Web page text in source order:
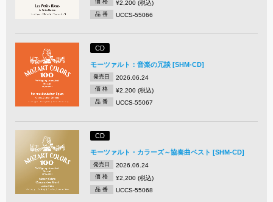
価 格 ¥2,200 (税込)
品 番 UCCS-55066
CD
モーツァルト：音楽の冗談 [SHM-CD]
発売日 2026.06.24
価 格 ¥2,200 (税込)
品 番 UCCS-55067
CD
モーツァルト・カラーズ～協奏曲ベスト [SHM-CD]
発売日 2026.06.24
価 格 ¥2,200 (税込)
品 番 UCCS-55068